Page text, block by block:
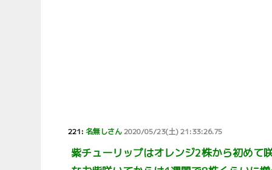
221:名無しさん2020/05/23(土) 21:33:26.75
紫チューリップはオレンジ2株から初めて